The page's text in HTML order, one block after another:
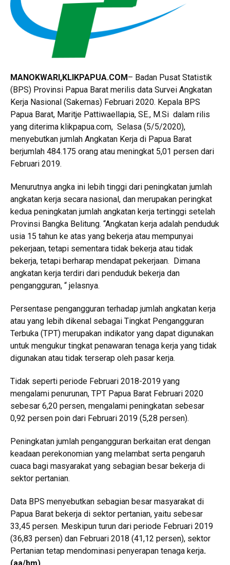
MANOKWARI,KLIKPAPUA.COM– Badan Pusat Statistik
(BPS) Provinsi Papua Barat merilis data Survei Angkatan
Kerja Nasional (Sakernas) Februari 2020. Kepala BPS
Papua Barat, Maritje Pattiwaellapia, SE., M.Si dalam rilis
yang diterima klikpapua.com, Selasa (5/5/2020),
menyebutkan jumlah Angkatan Kerja di Papua Barat
berjumlah 484.175 orang atau meningkat 5,01 persen dari
Februari 2019.
Menurutnya angka ini lebih tinggi dari peningkatan jumlah
angkatan kerja secara nasional, dan merupakan peringkat
kedua peningkatan jumlah angkatan kerja tertinggi setelah
Provinsi Bangka Belitung. “Angkatan kerja adalah penduduk
usia 15 tahun ke atas yang bekerja atau mempunyai
pekerjaan, tetapi sementara tidak bekerja atau tidak
bekerja, tetapi berharap mendapat pekerjaan. Dimana
angkatan kerja terdiri dari penduduk bekerja dan
pengangguran, “ jelasnya.
Persentase pengangguran terhadap jumlah angkatan kerja
atau yang lebih dikenal sebagai Tingkat Pengangguran
Terbuka (TPT) merupakan indikator yang dapat digunakan
untuk mengukur tingkat penawaran tenaga kerja yang tidak
digunakan atau tidak terserap oleh pasar kerja.
Tidak seperti periode Februari 2018-2019 yang
mengalami penurunan, TPT Papua Barat Februari 2020
sebesar 6,20 persen, mengalami peningkatan sebesar
0,92 persen poin dari Februari 2019 (5,28 persen).
Peningkatan jumlah pengangguran berkaitan erat dengan
keadaan perekonomian yang melambat serta pengaruh
cuaca bagi masyarakat yang sebagian besar bekerja di
sektor pertanian.
Data BPS menyebutkan sebagian besar masyarakat di
Papua Barat bekerja di sektor pertanian, yaitu sebesar
33,45 persen. Meskipun turun dari periode Februari 2019
(36,83 persen) dan Februari 2018 (41,12 persen), sektor
Pertanian tetap mendominasi penyerapan tenaga kerja.